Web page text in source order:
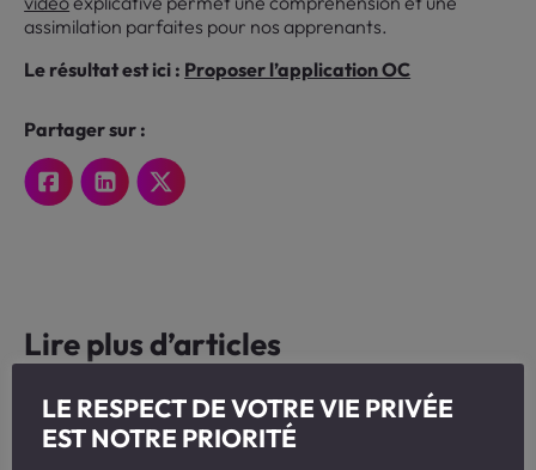
assimilation parfaites pour nos apprenants.
Le résultat est ici : Proposer l’application OC
Partager sur :
Lire plus d’articles
LE RESPECT DE VOTRE VIE PRIVÉE
EST NOTRE PRIORITÉ